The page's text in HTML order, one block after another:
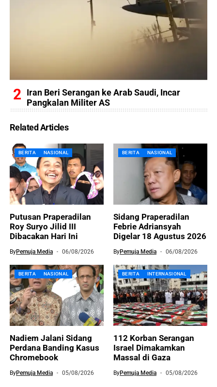
Iran Beri Serangan ke Arab Saudi, Incar
Pangkalan Militer AS
Related Articles
BERITA NASIONAL
Putusan Praperadilan
Roy Suryo Jilid III
Dibacakan Hari Ini
ByPemuja Media 06/08/2026
BERITA NASIONAL
Sidang Praperadilan
Febrie Adriansyah
Digelar 18 Agustus 2026
ByPemuja Media 06/08/2026
BERITA NASIONAL
Nadiem Jalani Sidang
Perdana Banding Kasus
Chromebook
ByPemuja Media 05/08/2026
BERITA INTERNASIONAL
112 Korban Serangan
Israel Dimakamkan
Massal di Gaza
ByPemuja Media 05/08/2026